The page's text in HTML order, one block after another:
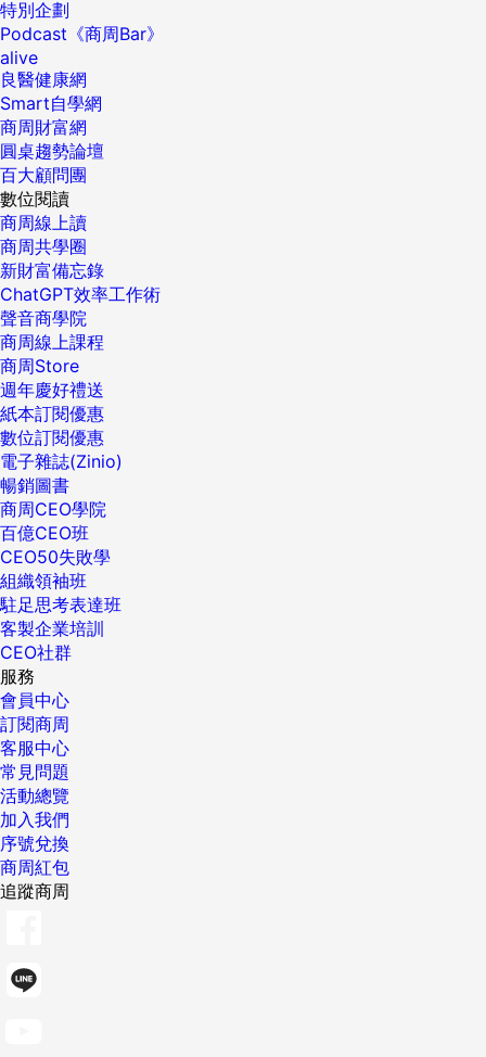
特別企劃
Podcast《商周Bar》
alive
良醫健康網
Smart自學網
商周財富網
圓桌趨勢論壇
百大顧問團
數位閱讀
商周線上讀
商周共學圈
新財富備忘錄
ChatGPT效率工作術
聲音商學院
商周線上課程
商周Store
週年慶好禮送
紙本訂閱優惠
數位訂閱優惠
電子雜誌(Zinio)
暢銷圖書
商周CEO學院
百億CEO班
CEO50失敗學
組織領袖班
駐足思考表達班
客製企業培訓
CEO社群
服務
會員中心
訂閱商周
客服中心
常見問題
活動總覽
加入我們
序號兌換
商周紅包
追蹤商周